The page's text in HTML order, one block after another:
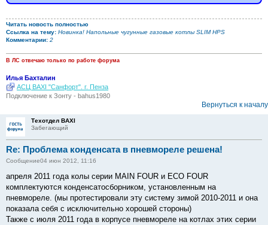
Читать новость полностью
Ссылка на тему: Новинка! Напольные чугунные газовые котлы SLIM HPS
Комментарии: 2
В ЛС отвечаю только по работе форума
Илья Бахталин
АСЦ BAXI "Санфорт". г. Пенза
Подключение к Зонту - bahus1980
Вернуться к началу
Техотдел BAXI
Забегающий
Re: Проблема конденсата в пневмореле решена!
Сообщение04 июн 2012, 11:16
апреля 2011 года колы серии MAIN FOUR и ECO FOUR
комплектуются конденсатосборником, установленным на
пневмореле. (мы протестировали эту систему зимой 2010-2011 и она
показала себя с исключительно хорошей стороны)
Также с июля 2011 года в корпусе пневмореле на котлах этих серии